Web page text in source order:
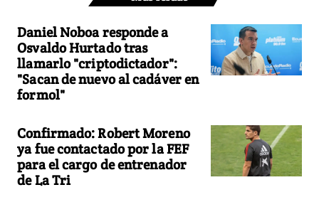
Daniel Noboa responde a
Osvaldo Hurtado tras
llamarlo "criptodictador":
"Sacan de nuevo al cadáver en
formol"
Confirmado: Robert Moreno
ya fue contactado por la FEF
para el cargo de entrenador
de La Tri